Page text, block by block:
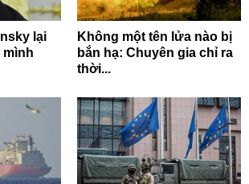
lại
mình
Không một tên lửa nào bị
bắn hạ: Chuyên gia chỉ ra
thời...